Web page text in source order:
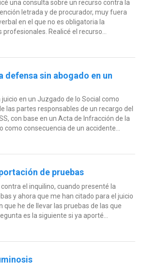
una consulta sobre un recurso contra la
letrada y de procurador, muy fuera
en el que no es obligatoria la
Realicé el recurso...
defensa sin abogado en un
en un Juzgado de lo Social como
las partes responsables de un recargo del
con base en un Acta de Infracción de la
como consecuencia de un accidente...
de pruebas
el inquilino, cuando presenté la
y ahora que me han citado para el juicio
que he de llevar las pruebas de las que
es la siguiente si ya aporté...